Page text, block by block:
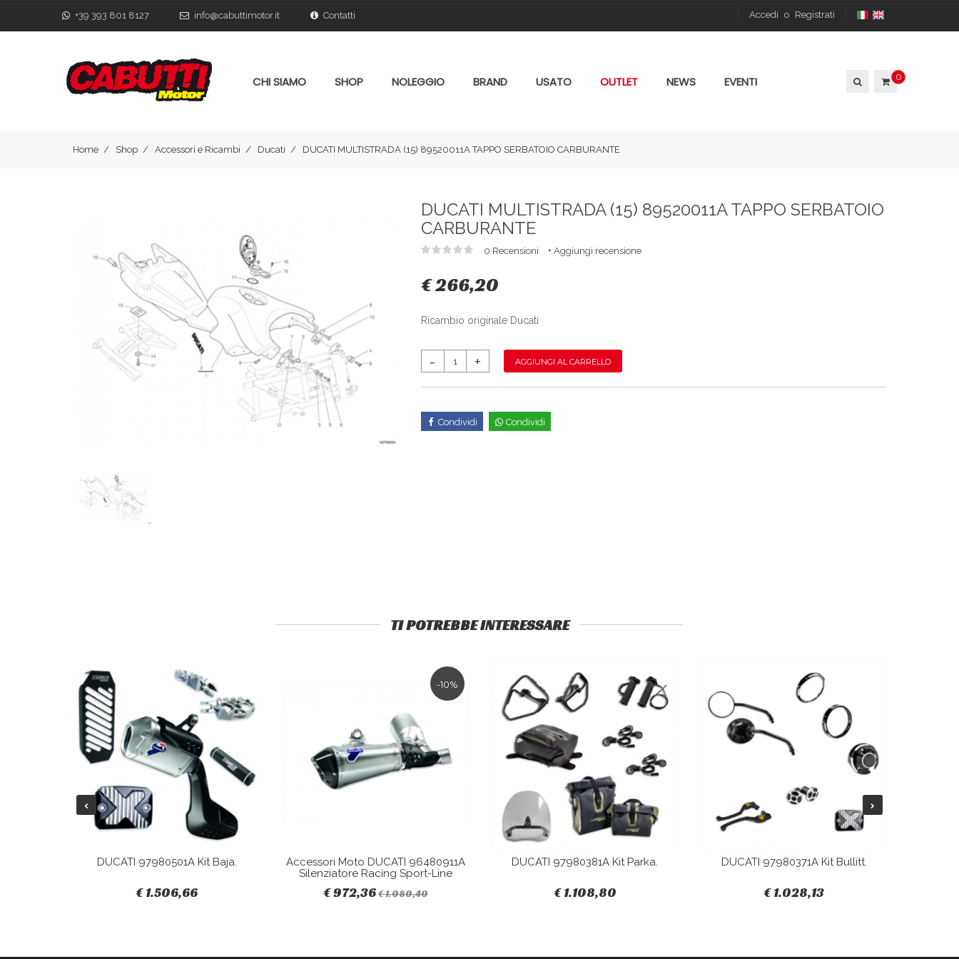
+39 393 801 8127 info@cabuttimotor.it Contatti Accedi o Registrati
0
CHI SIAMO SHOP NOLEGGIO BRAND USATO OUTLET NEWS EVENTI
Home Shop Accessori e Ricambi Ducati DUCATI MULTISTRADA (15) 89520011A TAPPO SERBATOIO CARBURANTE
DUCATI MULTISTRADA (15) 89520011A TAPPO SERBATOIO
CARBURANTE
0 Recensioni + Aggiungi recensione
€ 266,20
Ricambio originale Ducati
AGGIUNGI AL CARRELLO
Condividi Condividi
TI POTREBBE INTERESSARE
DUCATI 97980501A Kit Baja.
€ 1.506,66
-10%
Accessori Moto DUCATI 96480911A
Silenziatore Racing Sport-Line
€ 972,36€ 1.080,40
DUCATI 97980381A Kit Parka.
€ 1.108,80
DUCATI 97980371A Kit Bullitt.
€ 1.028,13